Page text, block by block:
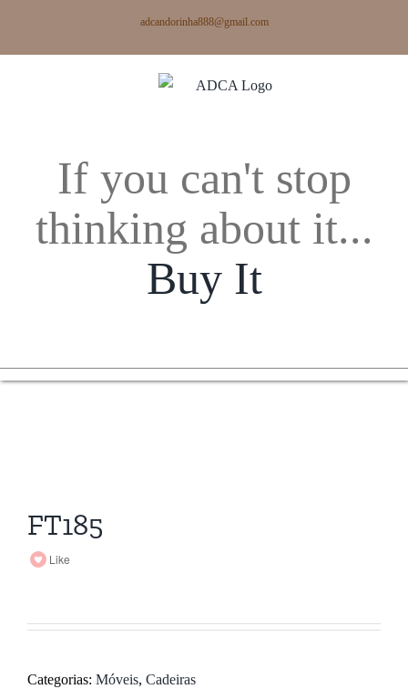
adcandorinha888@gmail.com
If you can't stop
thinking about it...
Buy It
FT185
Like
Categorias: Móveis, Cadeiras